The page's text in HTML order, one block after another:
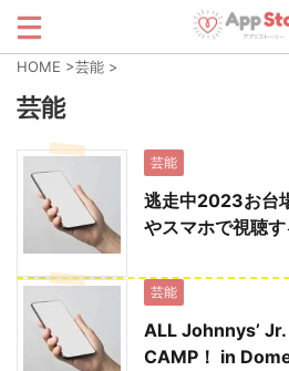
HOME >芸能 >
芸能
芸能
逃走中2023お台
やスマホで視聴
芸能
ALL Johnnys’
CAMP！ in